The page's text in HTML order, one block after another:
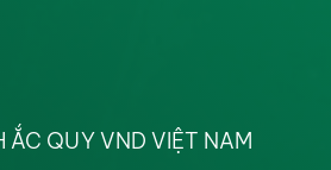
ẮC QUY VND VIỆT NAM